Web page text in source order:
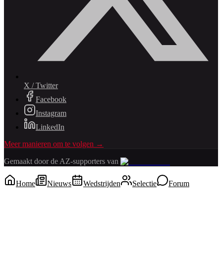
X / Twitter
Facebook
Instagram
LinkedIn
Meer manieren om te volgen →
Gemaakt door de AZ-supporters van
Home Nieuws Wedstrijden Selectie Forum